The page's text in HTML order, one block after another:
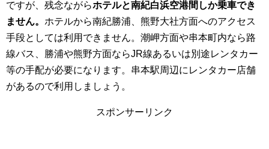
ですが、 残念ながらホテルと南紀白浜空港間しか乗車でき
ません。 ホテルから南紀勝浦、熊野大社方面へのアクセス
手段としては利用できません。潮岬方面や串本町内なら路
線バス、勝浦や熊野方面ならJR線あるいは別途レンタカー
等の手配が必要になります。串本駅周辺にレンタカー店舗
があるので利用しましょう。
スポンサーリンク